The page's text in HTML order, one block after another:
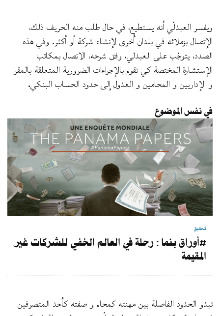
ويفسر العبدلّي أنه يستطيع، في حال طلب منه الحريف ذلك،
الإتصال بزملائه في بلدان أُخرى لإنشاء شركة أو أكثر. وفي هذه
الصدد، يتوجّب على العبدلي، وفق شرحه، الاتصال بمكاتب
الإستشارة المختصة كي تقوم بالإجراءات الضرورية المتعلقة بالمقر
و الإداريين و المحامين و العدول إلى حدود الحساب البنكي.
في نفس الموضوع
تحقيق
#أوراق بنما : رحلة في العالم الخفي للشركات غير
المقيمة
تبدو الحدود الفاصلة بين مهنته كمحام و صفته كأحد المتصرفين